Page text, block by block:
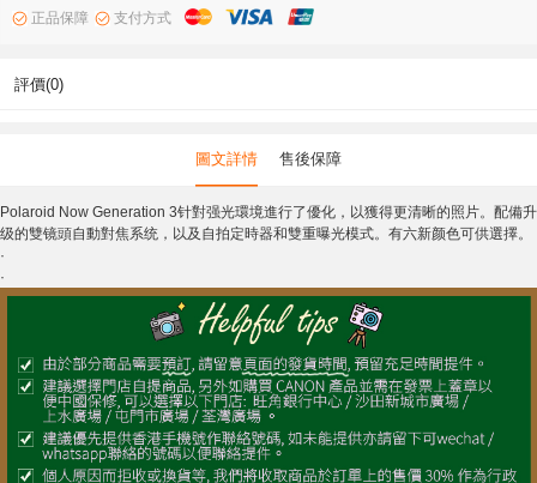
正品保障 支付方式
評價(0)
圖文詳情 售後保障
Polaroid Now Generation 3针對强光環境進行了優化，以獲得更清晰的照片。配備升
级的雙镜頭自動對焦系统，以及自拍定時器和雙重曝光模式。有六新颜色可供選擇。
·
·